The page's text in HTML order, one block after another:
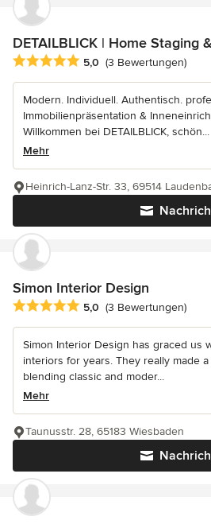
DETAILBLICK | Home Staging
Durchschnittliche Bewertung: 5 von
5,0 (3 Bewertungen)
Modern. Individuell. Authentisch.
Immobilienpräsentation &
Willkommen bei DETAILBLICK, schön...
Mehr
Heinrich-Lanz-Str. 33, 69514
Simon Interior Design
Durchschnittliche Bewertung: 5 von
5,0 (3 Bewertungen)
Simon Interior Design has graced us
interiors for years. They really made
blending classic and moder...
Mehr
Taunusstr. 28, 65183 Wiesbaden